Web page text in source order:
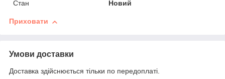
Стан
Новий
Приховати
Умови доставки
Доставка здійснюється тільки по передоплаті.